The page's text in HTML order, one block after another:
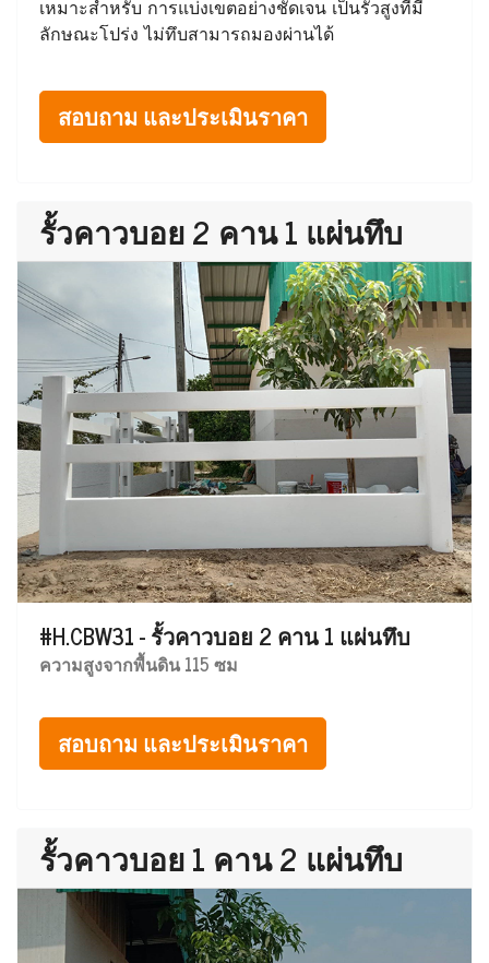
เหมาะสำหรับ การแบ่งเขตอย่างชัดเจน เป็นรั้วสูงที่มี
ลักษณะโปร่ง ไม่ทึบสามารถมองผ่านได้
สอบถาม และประเมินราคา
รั้วคาวบอย 2 คาน 1 แผ่นทึบ
#H.CBW31 - รั้วคาวบอย 2 คาน 1 แผ่นทึบ
ความสูงจากพื้นดิน 115 ซม
สอบถาม และประเมินราคา
รั้วคาวบอย 1 คาน 2 แผ่นทึบ